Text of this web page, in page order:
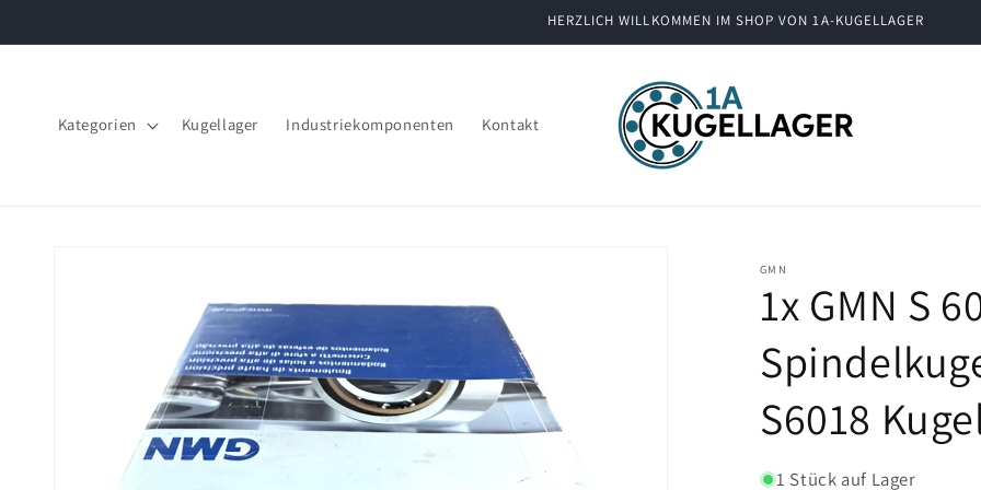
Inhalt
HERZLICH WILLKOMMEN IM SHOP VON 1A-KUGELLAGER
Kategorien Kugellager Industriekomponenten Kontakt
GMN
1x GMN S
S6018
1 Stück auf Lager